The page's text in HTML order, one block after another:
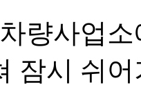
량사업
잠시 쉬